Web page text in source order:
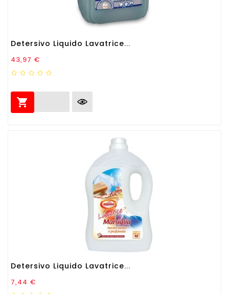
Detersivo Liquido Lavatrice...
Prezzo
43,97 €

Detersivo Liquido Lavatrice...
Prezzo
7,44 €